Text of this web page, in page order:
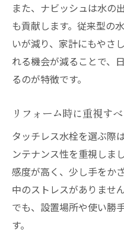
けるコツ
ナビッシュ活用し
法
リフォームで
ラブル
ナビッシュ導
タッチレス水
リフォームで
ナビッシュ導入
また、ナビッシュは水の
も貢献します。従来型の
いが減り、家計にもやさ
れる機会が減ることで、
るのが特徴です。
リフォーム時に重視す
タッチレス水栓を選ぶ際
ンテナンス性を重視しま
感度が高く、少し手をか
中のストレスがありませ
でも、設置場所や使い勝
す。